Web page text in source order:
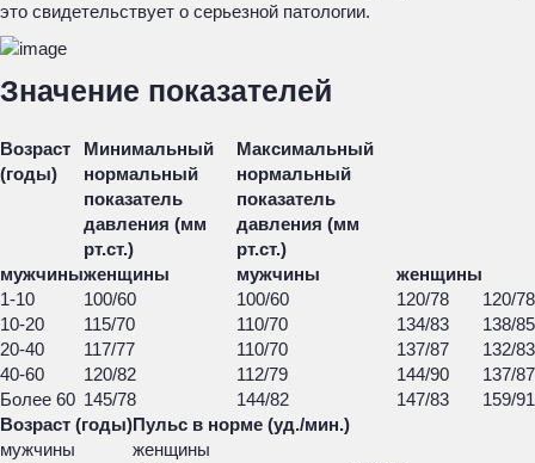
это свидетельствует о серьезной патологии.
Значение показателей
Возраст
(годы)
Минимальный
нормальный
показатель
давления (мм
рт.ст.)
Максимальный
нормальный
показатель
давления (мм
рт.ст.)
мужчиныженщины мужчины
женщины
1-10
100/60 100/60 120/78
120/78
10-20
115/70 110/70 134/83
138/85
20-40
117/77 110/70 137/87
132/83
40-60
120/82 112/79 144/90
137/87
Более 60 145/78 144/82 147/83
159/91
Возраст (годы)Пульс в норме (уд./мин.)
мужчины
женщины